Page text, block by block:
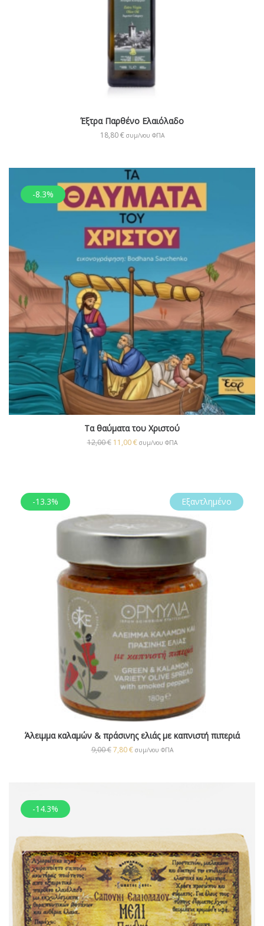
Έξτρα Παρθένο Ελαιόλαδο
18,80€ συμ/νου ΦΠΑ
-8.3%
Τα θαύματα του Χριστού
12,00€ 11,00€ συμ/νου ΦΠΑ
-13.3% Εξαντλημένο
Άλειμμα καλαμών & πράσινης ελιάς με καπνιστή πιπεριά
9,00€ 7,80€ συμ/νου ΦΠΑ
-14.3%